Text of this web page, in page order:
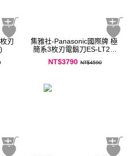
集雅社-Panasonic國際牌 極
簡系3枚刃電鬍刀ES-LT2B
NT$3790 NT$4590